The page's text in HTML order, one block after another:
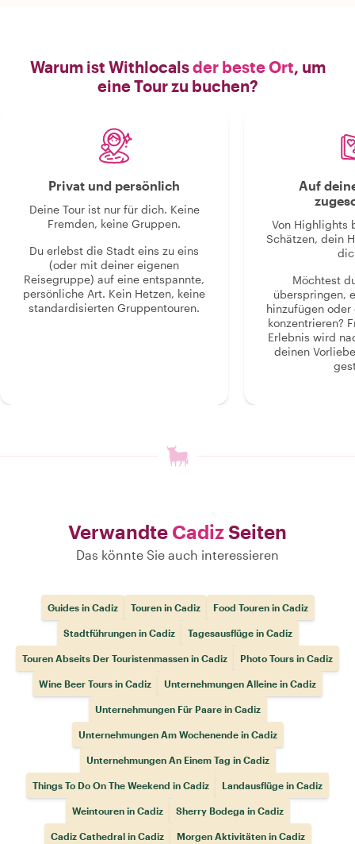
Warum ist Withlocalsder beste Ort, um
eine Tour zu buchen?
Privat und persönlich
Deine Tour ist nur für dich. Keine
Fremden, keine Gruppen.
Du erlebst die Stadt eins zu eins
(oder mit deiner eigenen
Reisegruppe) auf eine entspannte,
persönliche Art. Kein Hetzen, keine
standardisierten Gruppentouren.
Auf
Von Highlights
Schätzen, dein
Möchtest
überspringen,
hinzufügen
konzentrieren?
Erlebnis wird
deinen
Verwandte CadizSeiten
Das könnte Sie auch interessieren
Guides in Cadiz Touren in Cadiz Food Touren in Cadiz
Stadtführungen in Cadiz Tagesausflüge in Cadiz
Touren Abseits Der Touristenmassen in Cadiz Photo Tours in Cadiz
Wine Beer Tours in Cadiz Unternehmungen Alleine in Cadiz
Unternehmungen Für Paare in Cadiz
Unternehmungen Am Wochenende in Cadiz
Unternehmungen An Einem Tag in Cadiz
Things To Do On The Weekend in Cadiz Landausflüge in Cadiz
Weintouren in Cadiz Sherry Bodega in Cadiz
Cadiz Cathedral in Cadiz Morgen Aktivitäten in Cadiz